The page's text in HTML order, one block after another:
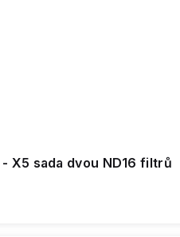
X5 sada dvou ND16 filtrů